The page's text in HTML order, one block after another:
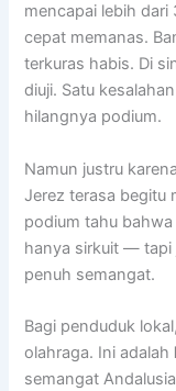
mencapai lebih dari
cepat memanas.
terkuras habis. Di
diuji. Satu
hilangnya podium.
Namun justru
Jerez terasa begitu
podium tahu
hanya sirkuit — tapi
penuh semangat.
Bagi penduduk
olahraga. Ini adalah
semangat